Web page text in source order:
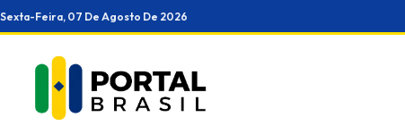
Ir
para
conteúdo
Sexta-Feira, 07 De Agosto De 2026